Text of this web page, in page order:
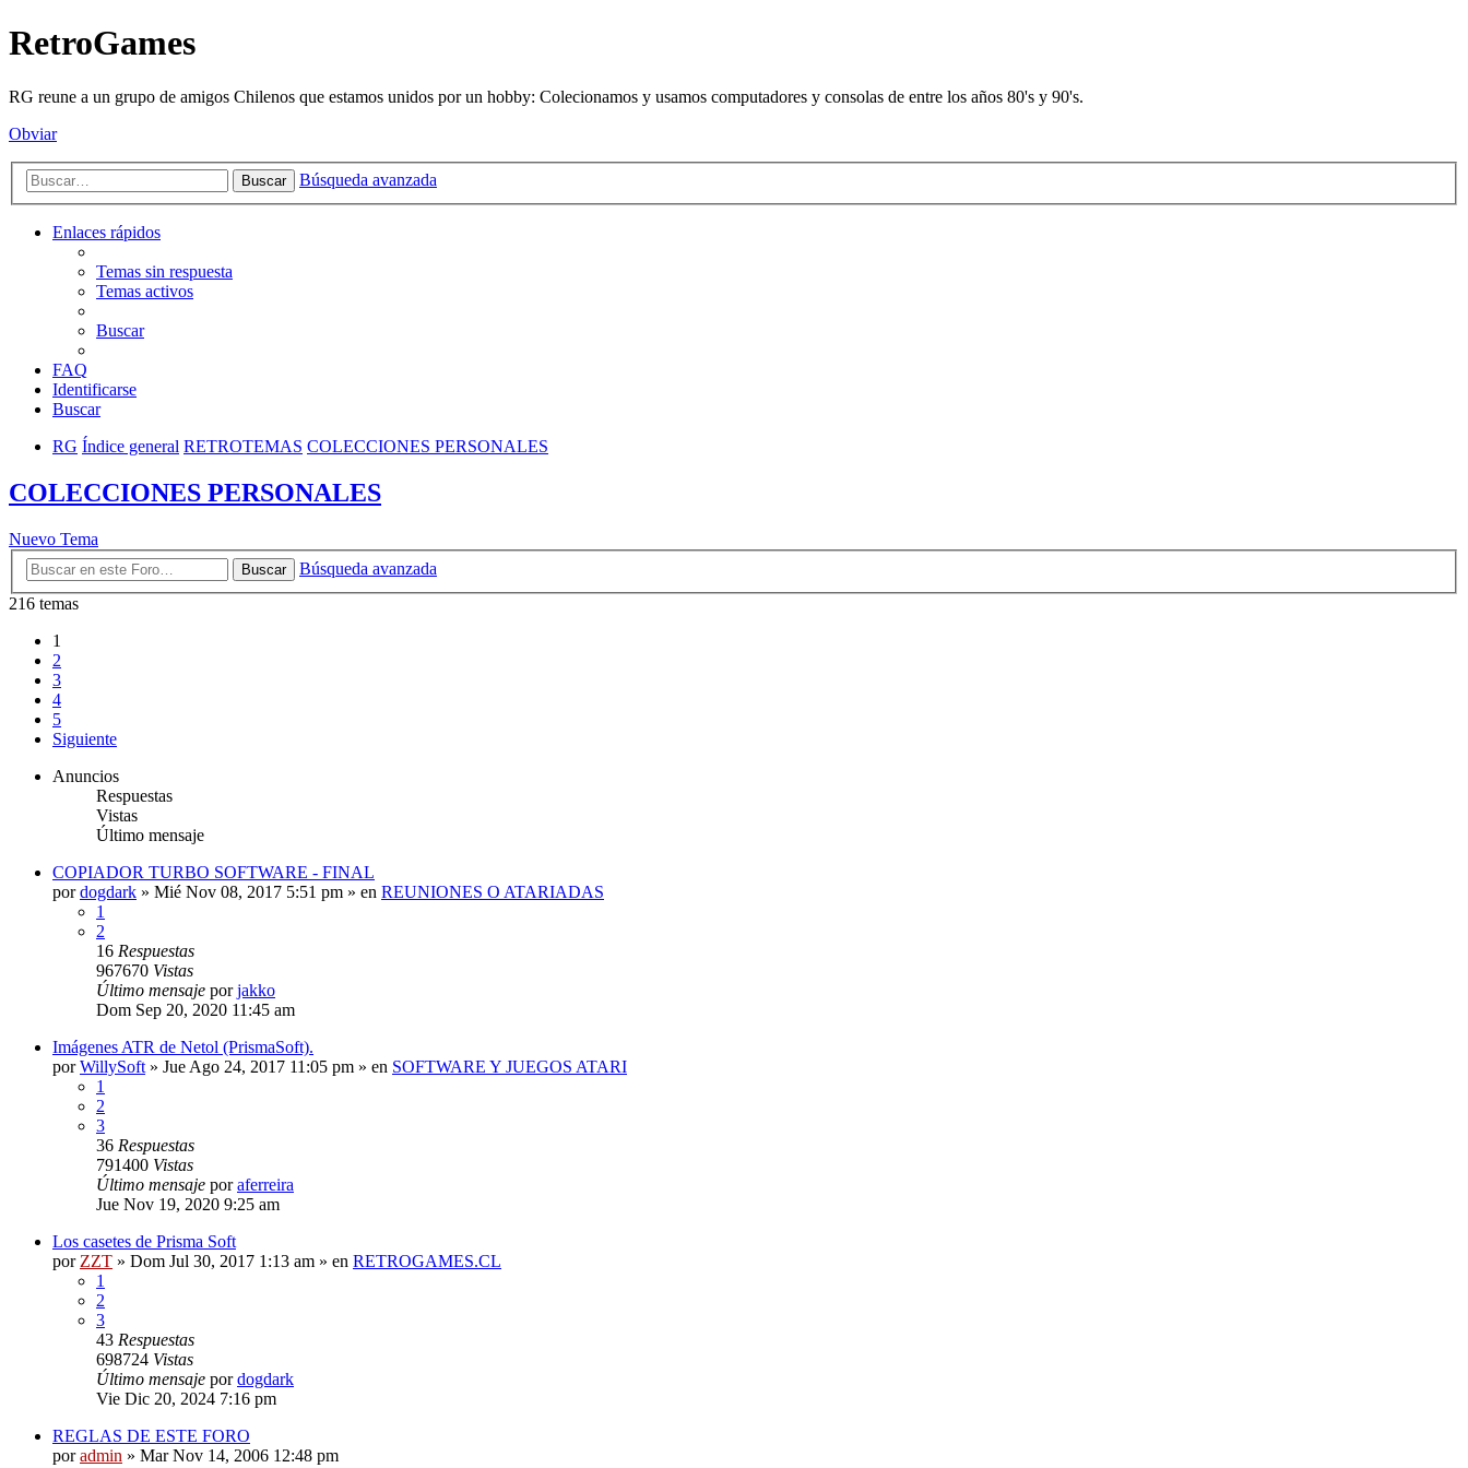
RetroGames
RG reune a un grupo de amigos Chilenos que estamos unidos por un hobby: Colecionamos y usamos computadores y consolas de entre los años 80's y 90's.
Obviar
Buscar Búsqueda avanzada
Enlaces rápidos
Temas sin respuesta
Temas activos
Buscar
FAQ
Identificarse
Buscar
RG Índice general RETROTEMAS COLECCIONES PERSONALES
COLECCIONES PERSONALES
Nuevo Tema
Buscar
Búsqueda avanzada
216 temas
1
2
3
4
5
Siguiente
Anuncios
Respuestas
Vistas
Último mensaje
COPIADOR TURBO SOFTWARE - FINAL
pordogdark » Mié Nov 08, 2017 5:51 pm » en REUNIONES O ATARIADAS
1
2
16 Respuestas
967670 Vistas
Último mensaje porjakko
Dom Sep 20, 2020 11:45 am
Imágenes ATR de Netol (PrismaSoft).
porWillySoft » Jue Ago 24, 2017 11:05 pm » en SOFTWARE Y JUEGOS ATARI
1
2
3
36 Respuestas
791400 Vistas
Último mensaje poraferreira
Jue Nov 19, 2020 9:25 am
Los casetes de Prisma Soft
por ZZT » Dom Jul 30, 2017 1:13 am » en RETROGAMES.CL
1
2
3
43 Respuestas
698724 Vistas
Último mensaje pordogdark
Vie Dic 20, 2024 7:16 pm
REGLAS DE ESTE FORO
poradmin » Mar Nov 14, 2006 12:48 pm